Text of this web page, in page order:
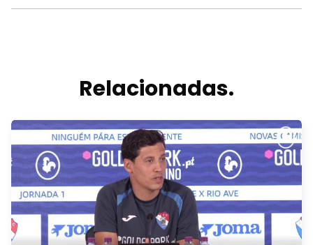
Relacionadas.